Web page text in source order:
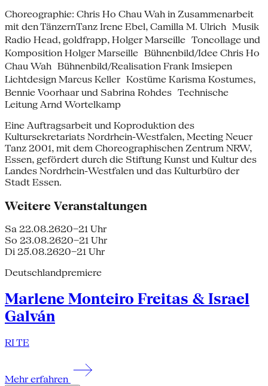
Choreographie: Chris Ho Chau Wah in Zusammenarbeit
mit den TänzernTanz Irene Ebel, Camilla M. Ulrich Musik
Radio Head, goldfrapp, Holger Marseille Toncollage und
Komposition Holger Marseille Bühnenbild/Idee Chris Ho
Chau Wah Bühnenbild/Realisation Frank Imsiepen
Lichtdesign Marcus Keller Kostüme Karisma Kostumes,
Bennie Voorhaar und Sabrina Rohdes Technische
Leitung Arnd Wortelkamp
Eine Auftragsarbeit und Koproduktion des
Kultursekretariats Nordrhein-Westfalen, Meeting Neuer
Tanz 2001, mit dem Choreographischen Zentrum NRW,
Essen, gefördert durch die Stiftung Kunst und Kultur des
Landes Nordrhein-Westfalen und das Kulturbüro der
Stadt Essen.
Weitere Veranstaltungen
Sa 22.08.2620–21 Uhr
So 23.08.2620–21 Uhr
Di 25.08.2620–21 Uhr
Deutschlandpremiere
Marlene Monteiro Freitas & Israel
Galván
RI TE
Mehr erfahren